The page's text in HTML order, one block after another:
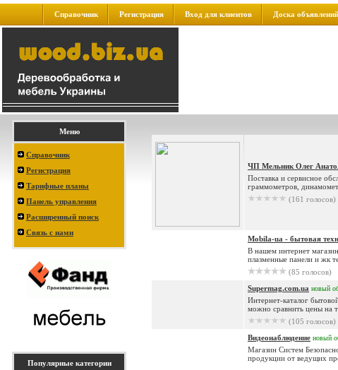
Справочник Регистрация Вход для клиентов Доска объявлений
Меню
Справочник
Регистрация
Тарифные планы
Панель управления
Расширенный поиск
Связь с нами
Популярные категории
ЧП Мельник Олег
Поставка и сервисное
граммометров,
(161 голосов)
Mobila-ua - бытовая
В нашем интернет
плазменные панели и жк
(85 голосов)
Supermag.com.ua новый
Интернет-каталог
можно сравнить цены на
(105 голосов)
Видеонаблюдение новый
Магазин Систем
продукции от ведущих